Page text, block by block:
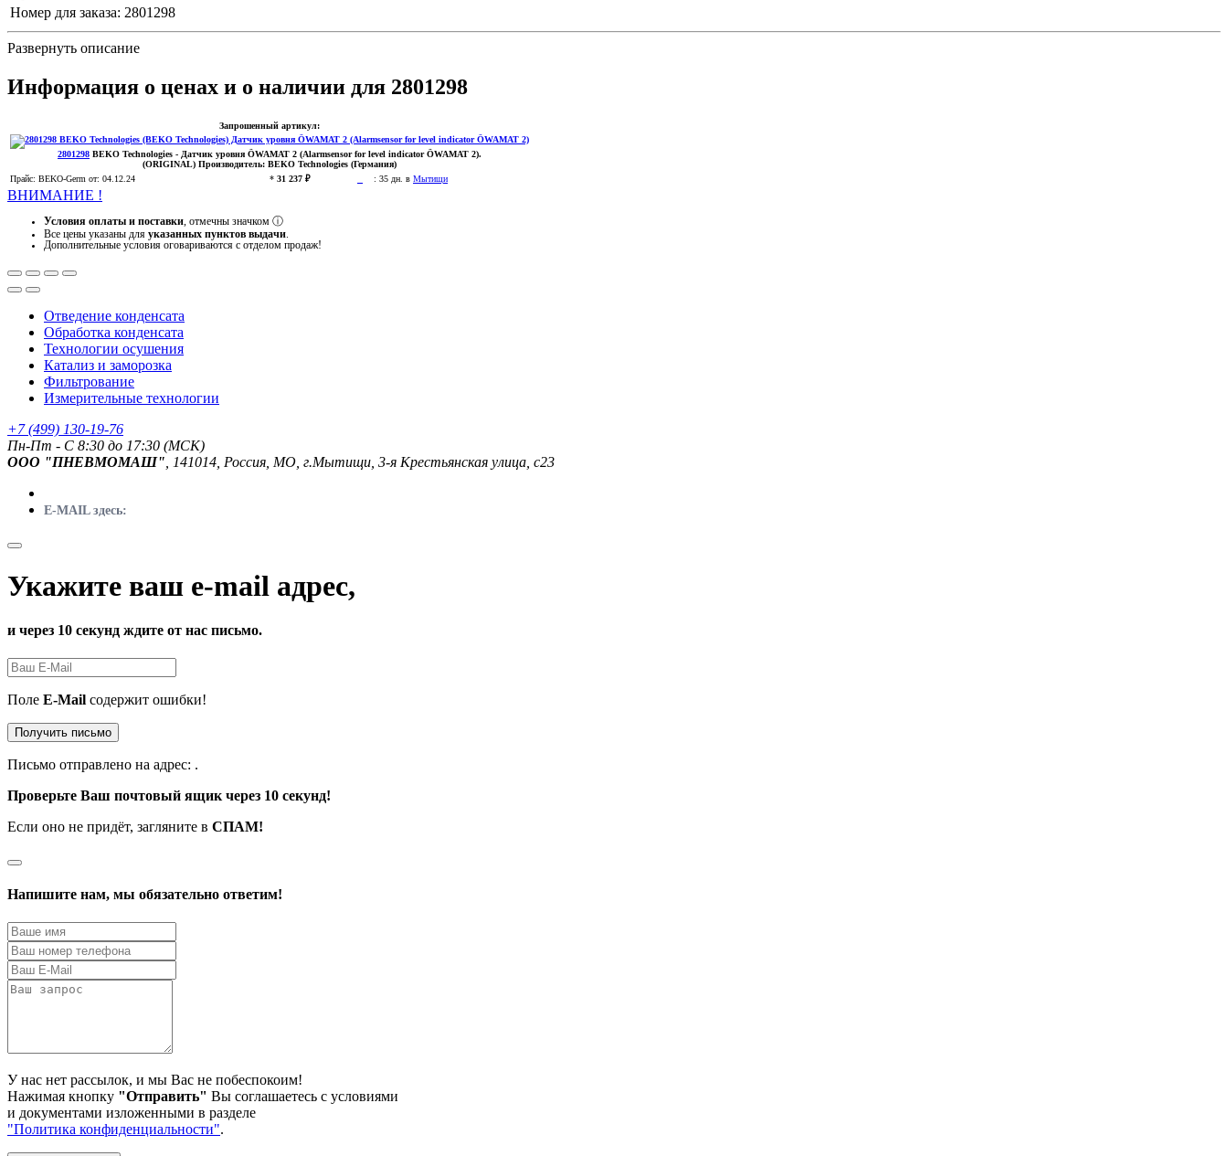
Номер для заказа: 2801298
Развернуть описание
Информация о ценах и о наличии для 2801298
Запрошенный артикул:
2801298 BEKO Technologies - Датчик уровня ÖWAMAT 2 (Alarmsensor for level indicator ÖWAMAT 2).
(ORIGINAL) Производитель: BEKO Technologies (Германия)
Прайс: BEKO-Germ от: 04.12.24 * 31 237 ₽ : 35 дн. в Мытищи
ВНИМАНИЕ !
Условия оплаты и поставки , отмечны значком ⓘ
Все цены указаны для указанных пунктов выдачи
Дополнительные условия оговариваются с отделом продаж!
Отведение конденсата
Обработка конденсата
Технологии осушения
Катализ и заморозка
Фильтрование
Измерительные технологии
+7 (499) 130-19-76
Пн-Пт - C 8:30 до 17:30 (МСК)
ООО "ПНЕВМОМАШ" , 141014, Россия, МО, г.Мытищи, 3-я Крестьянская улица, с23
E-MAIL здесь:
Укажите ваш e-mail адрес,
и через 10 секунд ждите от нас письмо.
Поле E-Mail содержит ошибки!
Получить письмо
Письмо отправлено на адрес: .
Проверьте Ваш почтовый ящик через 10 секунд!
Если оно не придёт, загляните в СПАМ!
Напишите нам, мы обязательно ответим!
У нас нет рассылок, и мы Вас не побеспокоим!
Нажимая кнопку "Отправить" Вы соглашаетесь с условиями
и документами изложенными в разделе
"Политика конфиденциальности".